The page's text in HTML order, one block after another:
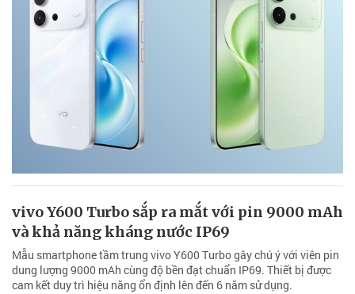
vivo Y600 Turbo sắp ra mắt với pin 9000 mAh
và khả năng kháng nước IP69
Mẫu smartphone tầm trung vivo Y600 Turbo gây chú ý với viên pin
dung lượng 9000 mAh cùng độ bền đạt chuẩn IP69. Thiết bị được
cam kết duy trì hiệu năng ổn định lên đến 6 năm sử dụng.